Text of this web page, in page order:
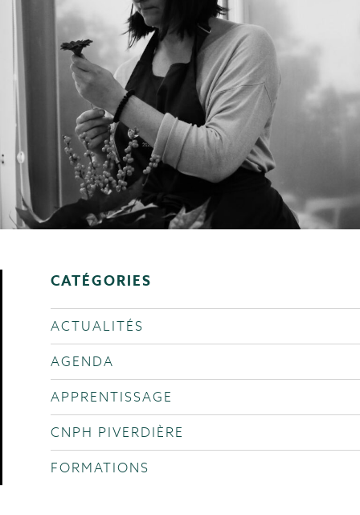
CATÉGORIES
ACTUALITÉS
AGENDA
APPRENTISSAGE
CNPH PIVERDIÈRE
FORMATIONS